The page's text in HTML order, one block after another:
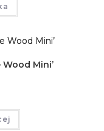
Mini’